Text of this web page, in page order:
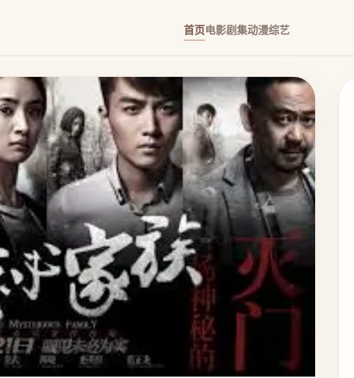
首页电影剧集动漫综艺